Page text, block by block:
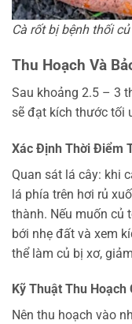
Cà rốt bị bệnh thối củ
Thu Hoạch Và
Sau khoảng 2.5 – 3
sẽ đạt kích thước tối
Xác Định Thời Điểm
Quan sát lá cây: khi
lá phía trên hơi rủ
thành. Nếu muốn củ
bới nhẹ đất và xem
thể làm củ bị xơ,
Kỹ Thuật Thu Hoạch
Nên thu hoạch vào